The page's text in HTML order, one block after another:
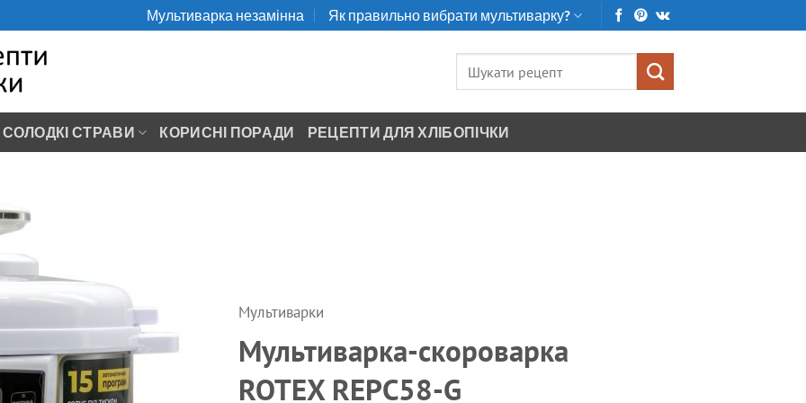
Мультиварка незамінна Як правильно вибрати мультиварку?
СОЛОДКІ СТРАВИ КОРИСНІ ПОРАДИ РЕЦЕПТИ ДЛЯ ХЛІБОПІЧКИ
Мультиварки
Мультиварка-скороварка
ROTEX REPC58-G